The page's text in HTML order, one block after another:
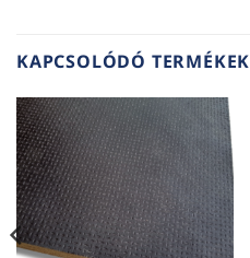
KAPCSOLÓDÓ TERMÉKEK